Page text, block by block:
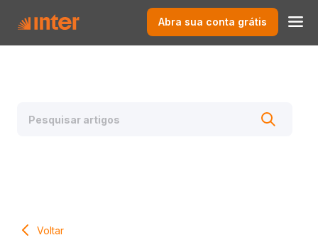
Abra sua conta grátis
Voltar